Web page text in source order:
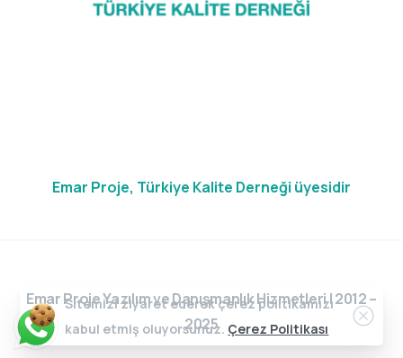
Emar Proje, Türkiye Kalite Derneği üyesidir
Emar Proje Yazılım ve Danışmanlık Hizmetleri | 2012 –
2025
Sitemizi ziyaret ederek çerez politikamızı
kabul etmiş oluyorsunuz. Çerez Politikası